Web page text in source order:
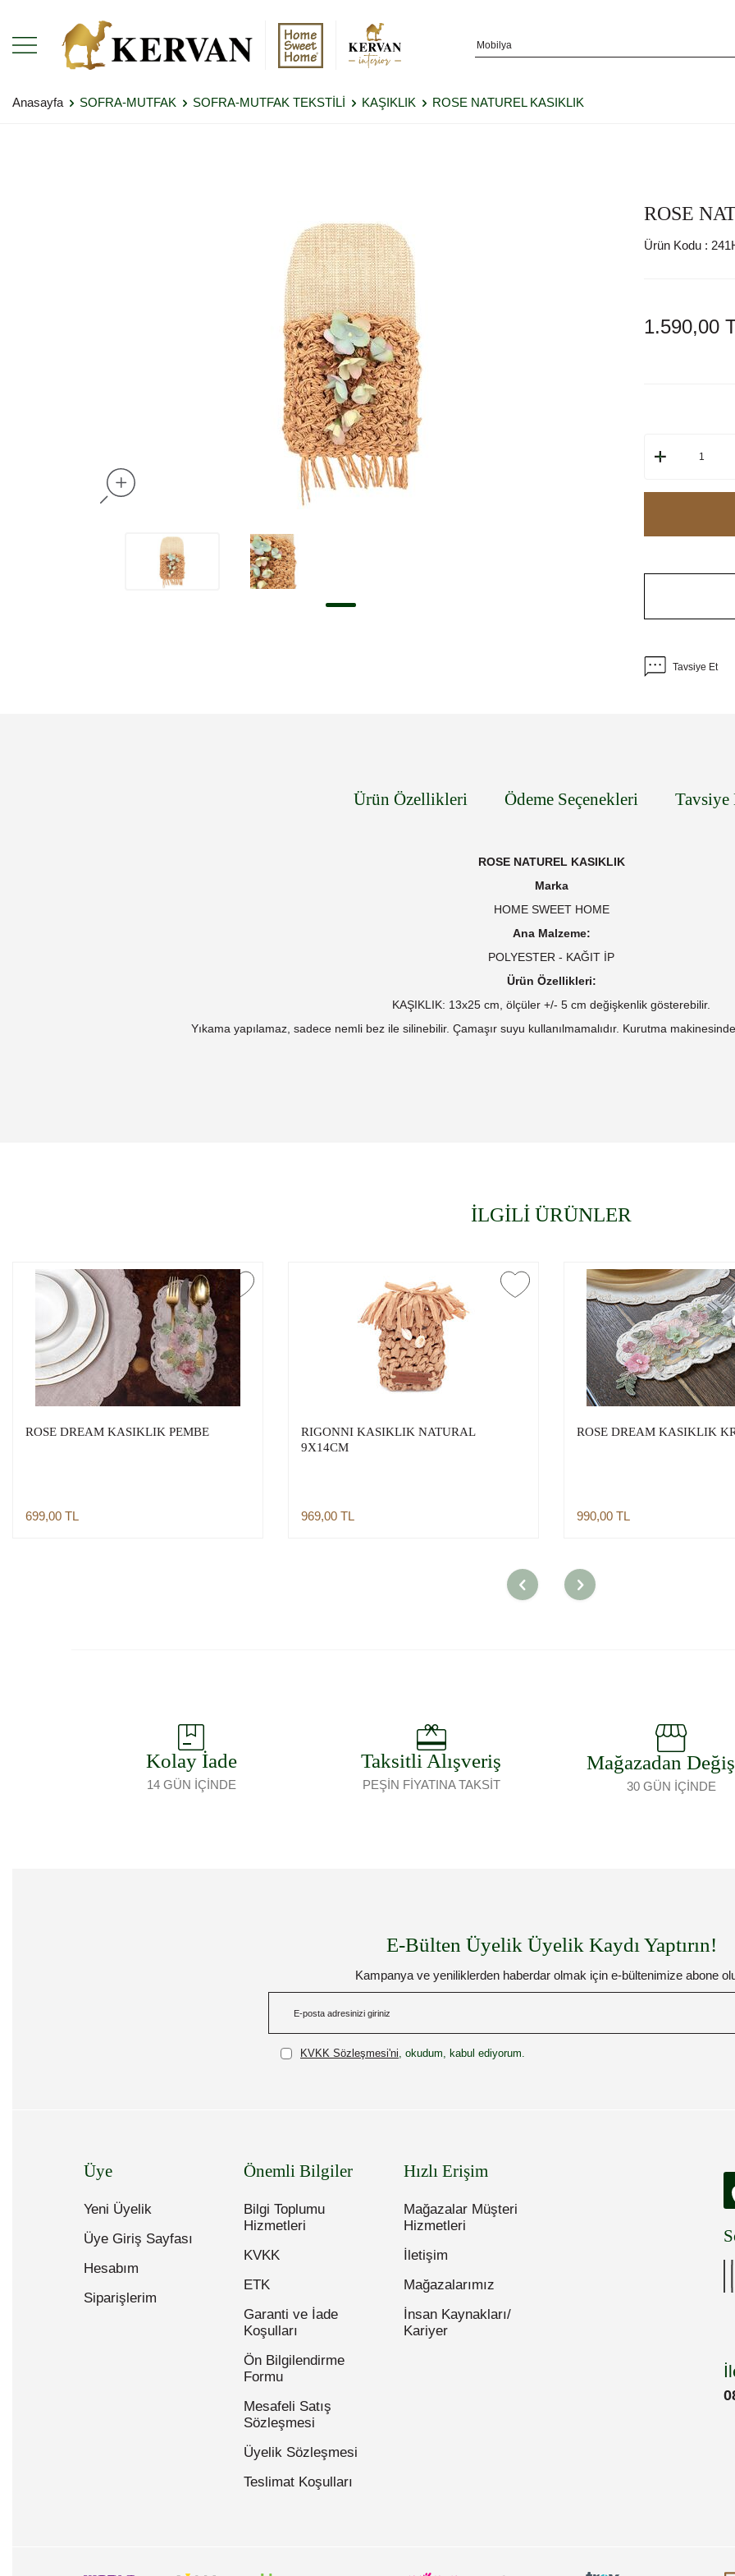
Anasayfa SOFRA-MUTFAK SOFRA-MUTFAK TEKSTİLİ KAŞIKLIK ROSE NATUREL KASIKLIK
ROSE
Ürün Kodu :
1.590,00
Tavsiye Et
Ürün Özellikleri Ödeme Seçenekleri Tavsiye
ROSE NATUREL KASIKLIK
Marka
HOME SWEET HOME
Ana Malzeme:
POLYESTER - KAĞIT İP
Ürün Özellikleri:
KAŞIKLIK: 13x25 cm, ölçüler +/- 5 cm değişkenlik gösterebilir.
Yıkama yapılamaz, sadece nemli bez ile silinebilir. Çamaşır suyu kullanılmamalıdır. Kurutma
İLGİLİ ÜRÜNLER
ROSE DREAM KASIKLIK PEMBE
699,00 TL
RIGONNI KASIKLIK NATURAL
9X14CM
969,00 TL
ROSE DREAM KASIKLIK
990,00 TL
Kolay İade
14 GÜN İÇİNDE
Taksitli Alışveriş
PEŞİN FİYATINA TAKSİT
Mağazadan
30 GÜN İÇİNDE
E-Bülten Üyelik Üyelik Kaydı Yaptırın!
Kampanya ve yeniliklerden haberdar olmak için e-bültenimize abone
KVKK Sözleşmesi'ni , okudum, kabul ediyorum.
Üye
Yeni Üyelik
Üye Giriş Sayfası
Hesabım
Siparişlerim
Önemli Bilgiler
Bilgi Toplumu
Hizmetleri
KVKK
ETK
Garanti ve İade
Koşulları
Ön Bilgilendirme
Formu
Mesafeli Satış
Sözleşmesi
Üyelik Sözleşmesi
Teslimat Koşulları
Hızlı Erişim
Mağazalar Müşteri
Hizmetleri
İletişim
Mağazalarımız
İnsan Kaynakları/
Kariyer